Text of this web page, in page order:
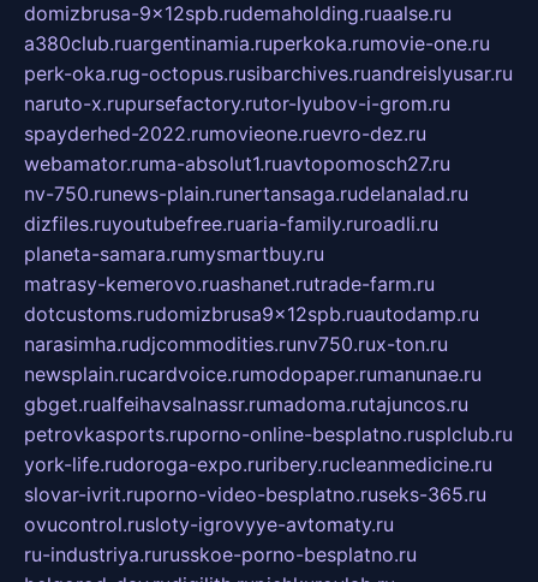
domizbrusa-9x12spb.rudemaholding.ruaalse.ru
a380club.ruargentinamia.ruperkoka.rumovie-one.ru
perk-oka.rug-octopus.rusibarchives.ruandreislyusar.ru
naruto-x.rupursefactory.rutor-lyubov-i-grom.ru
spayderhed-2022.rumovieone.ruevro-dez.ru
webamator.ruma-absolut1.ruavtopomosch27.ru
nv-750.runews-plain.runertansaga.rudelanalad.ru
dizfiles.ruyoutubefree.ruaria-family.ruroadli.ru
planeta-samara.rumysmartbuy.ru
matrasy-kemerovo.ruashanet.rutrade-farm.ru
dotcustoms.rudomizbrusa9x12spb.ruautodamp.ru
narasimha.rudjcommodities.runv750.rux-ton.ru
newsplain.rucardvoice.rumodopaper.rumanunae.ru
gbget.rualfeihavsalnassr.rumadoma.rutajuncos.ru
petrovkasports.ruporno-online-besplatno.rusplclub.ru
york-life.rudoroga-expo.ruribery.rucleanmedicine.ru
slovar-ivrit.ruporno-video-besplatno.ruseks-365.ru
ovucontrol.rusloty-igrovyye-avtomaty.ru
ru-industriya.rurusskoe-porno-besplatno.ru